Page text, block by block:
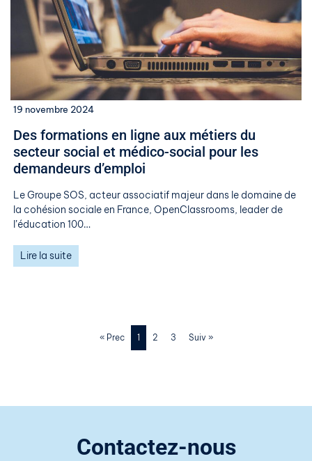
19 novembre 2024
Des formations en ligne aux métiers du
secteur social et médico-social pour les
demandeurs d’emploi
Le Groupe SOS, acteur associatif majeur dans le domaine de
la cohésion sociale en France, OpenClassrooms, leader de
l’éducation 100…
Lire la suite
« Prec 1 2 3 Suiv »
Contactez-nous